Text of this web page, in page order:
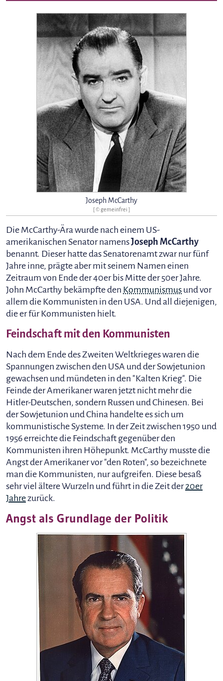
Joseph McCarthy
[ © gemeinfrei ]
Die McCarthy-Ära wurde nach einem US-
amerikanischen Senator namensJoseph McCarthy
benannt. Dieser hatte das Senatorenamt zwar nur fünf
Jahre inne, prägte aber mit seinem Namen einen
Zeitraum von Ende der 40er bis Mitte der 50er Jahre.
John McCarthy bekämpfte den Kommunismus und vor
allem die Kommunisten in den USA. Und all diejenigen,
die er für Kommunisten hielt.
Feindschaft mit den Kommunisten
Nach dem Ende des Zweiten Weltkrieges waren die
Spannungen zwischen den USA und der Sowjetunion
gewachsen und mündeten in den "Kalten Krieg". Die
Feinde der Amerikaner waren jetzt nicht mehr die
Hitler-Deutschen, sondern Russen und Chinesen. Bei
der Sowjetunion und China handelte es sich um
kommunistische Systeme. In der Zeit zwischen 1950 und
1956 erreichte die Feindschaft gegenüber den
Kommunisten ihren Höhepunkt. McCarthy musste die
Angst der Amerikaner vor "den Roten", so bezeichnete
man die Kommunisten, nur aufgreifen. Diese besaß
sehr viel ältere Wurzeln und führt in die Zeit der20er
Jahrezurück.
Angst als Grundlage der Politik